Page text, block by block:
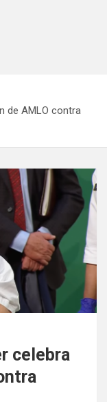
de AMLO contra
celebra